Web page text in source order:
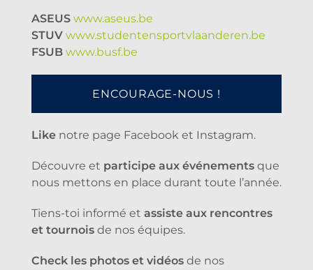
ASEUS www.aseus.be
STUV www.studentensportvlaanderen.be
FSUB www.busf.be
ENCOURAGE-NOUS !
Like notre page Facebook et Instagram.
Découvre et participe aux événements que
nous mettons en place durant toute l’année.
Tiens-toi informé et assiste aux rencontres
et tournois de nos équipes.
Check les photos et vidéos de nos